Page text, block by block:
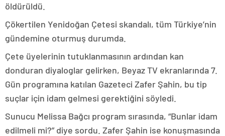
öldürüldü.
Çökertilen Yenidoğan Çetesi skandalı, tüm Türkiye’nin
gündemine oturmuş durumda.
Çete üyelerinin tutuklanmasının ardından kan
donduran diyaloglar gelirken, Beyaz TV ekranlarında 7.
Gün programına katılan Gazeteci Zafer Şahin, bu tip
suçlar için idam gelmesi gerektiğini söyledi.
Sunucu Melissa Bağcı program sırasında, “Bunlar idam
edilmeli mi?” diye sordu. Zafer Şahin ise konuşmasında